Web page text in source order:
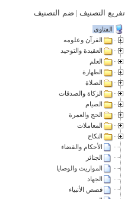
تفريع التصنيف | ضم التصنيف
الفتاوى
القرآن وعلومه
العقيدة والتوحيد
العلم
الطهارة
الصلاة
الزكاة والصدقات
الصيام
الحج والعمرة
المعاملات
النكاح
الأحكام والقضاء
الجنائز
المواريث والوصايا
الجهاد
قصص الأنبياء